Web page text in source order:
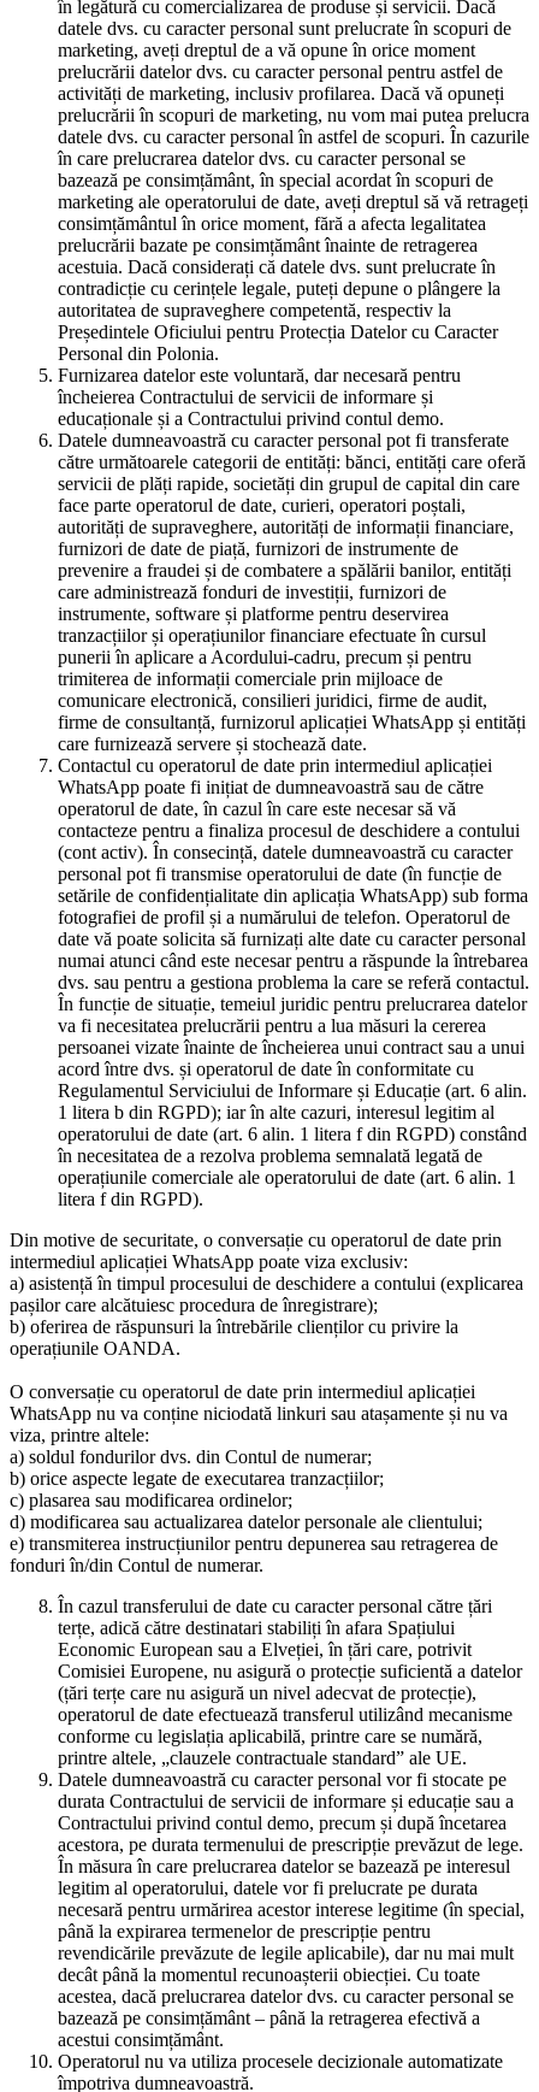
în legătură cu comercializarea de produse și servicii. Dacă
datele dvs. cu caracter personal sunt prelucrate în scopuri de
marketing, aveți dreptul de a vă opune în orice moment
prelucrării datelor dvs. cu caracter personal pentru astfel de
activități de marketing, inclusiv profilarea. Dacă vă opuneți
prelucrării în scopuri de marketing, nu vom mai putea prelucra
datele dvs. cu caracter personal în astfel de scopuri. În cazurile
în care prelucrarea datelor dvs. cu caracter personal se
bazează pe consimțământ, în special acordat în scopuri de
marketing ale operatorului de date, aveți dreptul să vă retrageți
consimțământul în orice moment, fără a afecta legalitatea
prelucrării bazate pe consimțământ înainte de retragerea
acestuia. Dacă considerați că datele dvs. sunt prelucrate în
contradicție cu cerințele legale, puteți depune o plângere la
autoritatea de supraveghere competentă, respectiv la
Președintele Oficiului pentru Protecția Datelor cu Caracter
Personal din Polonia.
Furnizarea datelor este voluntară, dar necesară pentru
încheierea Contractului de servicii de informare și
educaționale și a Contractului privind contul demo.
Datele dumneavoastră cu caracter personal pot fi transferate
către următoarele categorii de entități: bănci, entități care oferă
servicii de plăți rapide, societăți din grupul de capital din care
face parte operatorul de date, curieri, operatori poștali,
autorități de supraveghere, autorități de informații financiare,
furnizori de date de piață, furnizori de instrumente de
prevenire a fraudei și de combatere a spălării banilor, entități
care administrează fonduri de investiții, furnizori de
instrumente, software și platforme pentru deservirea
tranzacțiilor și operațiunilor financiare efectuate în cursul
punerii în aplicare a Acordului-cadru, precum și pentru
trimiterea de informații comerciale prin mijloace de
comunicare electronică, consilieri juridici, firme de audit,
firme de consultanță, furnizorul aplicației WhatsApp și entități
care furnizează servere și stochează date.
Contactul cu operatorul de date prin intermediul aplicației
WhatsApp poate fi inițiat de dumneavoastră sau de către
operatorul de date, în cazul în care este necesar să vă
contacteze pentru a finaliza procesul de deschidere a contului
(cont activ). În consecință, datele dumneavoastră cu caracter
personal pot fi transmise operatorului de date (în funcție de
setările de confidențialitate din aplicația WhatsApp) sub forma
fotografiei de profil și a numărului de telefon. Operatorul de
date vă poate solicita să furnizați alte date cu caracter personal
numai atunci când este necesar pentru a răspunde la întrebarea
dvs. sau pentru a gestiona problema la care se referă contactul.
În funcție de situație, temeiul juridic pentru prelucrarea datelor
va fi necesitatea prelucrării pentru a lua măsuri la cererea
persoanei vizate înainte de încheierea unui contract sau a unui
acord între dvs. și operatorul de date în conformitate cu
Regulamentul Serviciului de Informare și Educație (art. 6 alin.
1 litera b din RGPD); iar în alte cazuri, interesul legitim al
operatorului de date (art. 6 alin. 1 litera f din RGPD) constând
în necesitatea de a rezolva problema semnalată legată de
operațiunile comerciale ale operatorului de date (art. 6 alin. 1
litera f din RGPD).
Din motive de securitate, o conversație cu operatorul de date prin
intermediul aplicației WhatsApp poate viza exclusiv:
a) asistență în timpul procesului de deschidere a contului (explicarea
pașilor care alcătuiesc procedura de înregistrare);
b) oferirea de răspunsuri la întrebările clienților cu privire la
operațiunile OANDA.
O conversație cu operatorul de date prin intermediul aplicației
WhatsApp nu va conține niciodată linkuri sau atașamente și nu va
viza, printre altele:
a) soldul fondurilor dvs. din Contul de numerar;
b) orice aspecte legate de executarea tranzacțiilor;
c) plasarea sau modificarea ordinelor;
d) modificarea sau actualizarea datelor personale ale clientului;
e) transmiterea instrucțiunilor pentru depunerea sau retragerea de
fonduri în/din Contul de numerar.
În cazul transferului de date cu caracter personal către țări
terțe, adică către destinatari stabiliți în afara Spațiului
Economic European sau a Elveției, în țări care, potrivit
Comisiei Europene, nu asigură o protecție suficientă a datelor
(țări terțe care nu asigură un nivel adecvat de protecție),
operatorul de date efectuează transferul utilizând mecanisme
conforme cu legislația aplicabilă, printre care se numără,
printre altele, „clauzele contractuale standard” ale UE.
Datele dumneavoastră cu caracter personal vor fi stocate pe
durata Contractului de servicii de informare și educație sau a
Contractului privind contul demo, precum și după încetarea
acestora, pe durata termenului de prescripție prevăzut de lege.
În măsura în care prelucrarea datelor se bazează pe interesul
legitim al operatorului, datele vor fi prelucrate pe durata
necesară pentru urmărirea acestor interese legitime (în special,
până la expirarea termenelor de prescripție pentru
revendicările prevăzute de legile aplicabile), dar nu mai mult
decât până la momentul recunoașterii obiecției. Cu toate
acestea, dacă prelucrarea datelor dvs. cu caracter personal se
bazează pe consimțământ – până la retragerea efectivă a
acestui consimțământ.
Operatorul nu va utiliza procesele decizionale automatizate
împotriva dumneavoastră.